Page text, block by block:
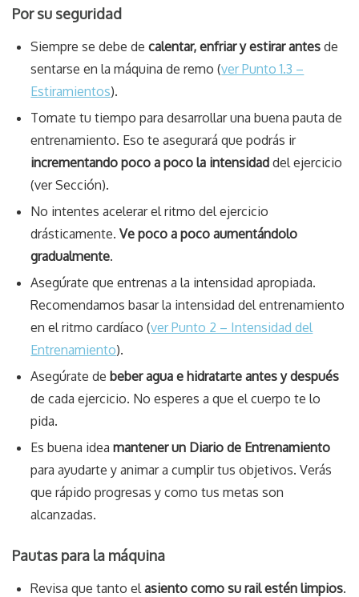
Por su seguridad
Siempre se debe decalentar, enfriar y estirar antes de
sentarse en la máquina de remo (ver Punto 1.3 –
Estiramientos).
Tomate tu tiempo para desarrollar una buena pauta de
entrenamiento. Eso te asegurará que podrás ir
incrementando poco a poco la intensidad del ejercicio
(ver Sección).
No intentes acelerar el ritmo del ejercicio
drásticamente.Ve poco a poco aumentándolo
gradualmente.
Asegúrate que entrenas a la intensidad apropiada.
Recomendamos basar la intensidad del entrenamiento
en el ritmo cardíaco (ver Punto 2 – Intensidad del
Entrenamiento).
Asegúrate debeber agua e hidratarte antes y después
de cada ejercicio. No esperes a que el cuerpo te lo
pida.
Es buena ideamantener un Diario de Entrenamiento
para ayudarte y animar a cumplir tus objetivos. Verás
que rápido progresas y como tus metas son
alcanzadas.
Pautas para la máquina
Revisa que tanto elasiento como su rail estén limpios.